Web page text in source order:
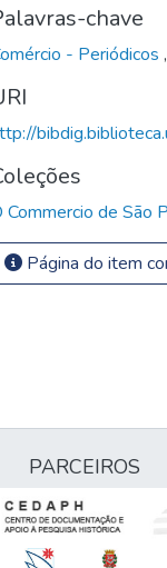
chave
- Periódicos ,
Commercio de São
Página do item
PARCEIROS